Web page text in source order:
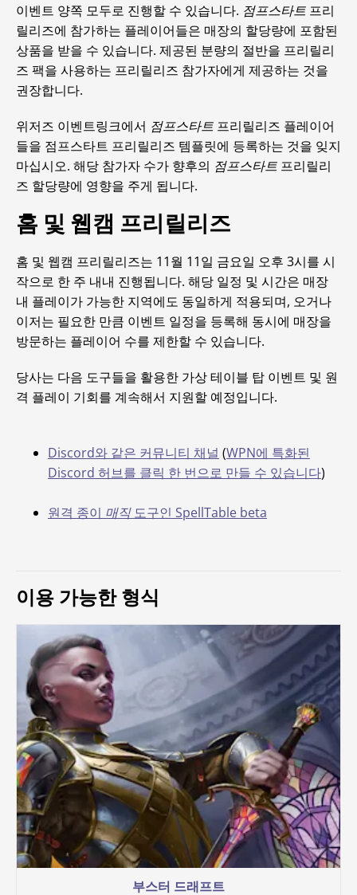
이벤트 양쪽 모두로 진행할 수 있습니다. 점프스타트 프리
릴리즈에 참가하는 플레이어들은 매장의 할당량에 포함된
상품을 받을 수 있습니다. 제공된 분량의 절반을 프리릴리
즈 팩을 사용하는 프리릴리즈 참가자에게 제공하는 것을
권장합니다.
위저즈 이벤트링크에서 점프스타트 프리릴리즈 플레이어
들을 점프스타트 프리릴리즈 템플릿에 등록하는 것을 잊지
마십시오. 해당 참가자 수가 향후의 점프스타트 프리릴리
즈 할당량에 영향을 주게 됩니다.
홈 및 웹캠 프리릴리즈
홈 및 웹캠 프리릴리즈는 11월 11일 금요일 오후 3시를 시
작으로 한 주 내내 진행됩니다. 해당 일정 및 시간은 매장
내 플레이가 가능한 지역에도 동일하게 적용되며, 오거나
이저는 필요한 만큼 이벤트 일정을 등록해 동시에 매장을
방문하는 플레이어 수를 제한할 수 있습니다.
당사는 다음 도구들을 활용한 가상 테이블 탑 이벤트 및 원
격 플레이 기회를 계속해서 지원할 예정입니다.
Discord와 같은 커뮤니티 채널 (WPN에 특화된
Discord 허브를 클릭 한 번으로 만들 수 있습니다)
원격 종이 매직도구인 SpellTable beta
이용 가능한 형식
부스터 드래프트